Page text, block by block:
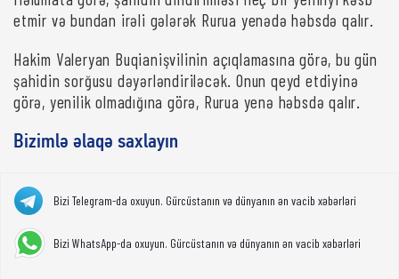
etmir və bundan irəli gələrək Rurua yenədə həbsdə qalır.
Hakim Valeryan Buqianişvilinin açıqlamasına görə, bu gün
şahidin sorğusu dəyərləndiriləcək. Onun qeyd etdiyinə
görə, yenilik olmadığına görə, Rurua yenə həbsdə qalır.
Bizimlə əlaqə saxlayın
Bizi Telegram-da oxuyun. Gürcüstanın və dünyanın ən vacib xəbərləri
Bizi WhatsApp-da oxuyun. Gürcüstanın və dünyanın ən vacib xəbərləri